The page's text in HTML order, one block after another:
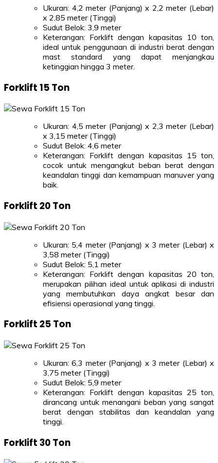
Ukuran: 4,2 meter (Panjang) x 2,2 meter (Lebar)
x 2,85 meter (Tinggi)
Sudut Belok: 3,9 meter
Keterangan: Forklift dengan kapasitas 10 ton,
ideal untuk penggunaan di industri berat dengan
mast standard yang dapat menjangkau
ketinggian hingga 3 meter.
Forklift 15 Ton
Ukuran: 4,5 meter (Panjang) x 2,3 meter (Lebar)
x 3,15 meter (Tinggi)
Sudut Belok: 4,6 meter
Keterangan: Forklift dengan kapasitas 15 ton,
cocok untuk mengangkut beban berat dengan
keandalan tinggi dan kemampuan manuver yang
baik.
Forklift 20 Ton
Ukuran: 5,4 meter (Panjang) x 3 meter (Lebar) x
3,58 meter (Tinggi)
Sudut Belok: 5,1 meter
Keterangan: Forklift dengan kapasitas 20 ton,
merupakan pilihan ideal untuk aplikasi di industri
yang membutuhkan daya angkat besar dan
efisiensi operasional yang tinggi.
Forklift 25 Ton
Ukuran: 6,3 meter (Panjang) x 3 meter (Lebar) x
3,75 meter (Tinggi)
Sudut Belok: 5,9 meter
Keterangan: Forklift dengan kapasitas 25 ton,
dirancang untuk menangani beban yang sangat
berat dengan stabilitas dan keandalan yang
tinggi.
Forklift 30 Ton